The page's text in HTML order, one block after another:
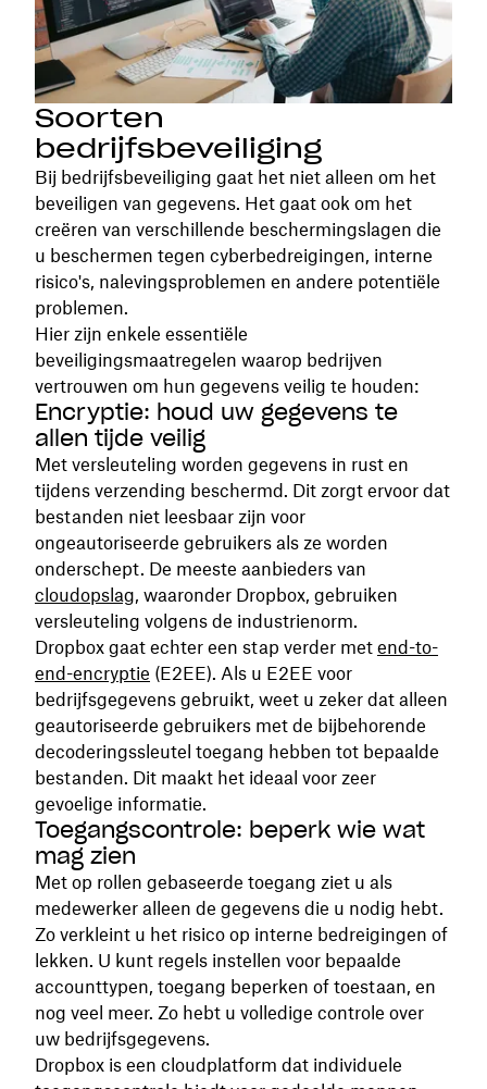
Soorten
bedrijfsbeveiliging
Bij bedrijfsbeveiliging gaat het niet alleen om het
beveiligen van gegevens. Het gaat ook om het
creëren van verschillende beschermingslagen die
u beschermen tegen cyberbedreigingen, interne
risico's, nalevingsproblemen en andere potentiële
problemen.
Hier zijn enkele essentiële
beveiligingsmaatregelen waarop bedrijven
vertrouwen om hun gegevens veilig te houden:
Encryptie: houd uw gegevens te
allen tijde veilig
Met versleuteling worden gegevens in rust en
tijdens verzending beschermd. Dit zorgt ervoor dat
bestanden niet leesbaar zijn voor
ongeautoriseerde gebruikers als ze worden
onderschept. De meeste aanbieders van
cloudopslag, waaronder Dropbox, gebruiken
versleuteling volgens de industrienorm.
Dropbox gaat echter een stap verder met end-to-
end-encryptie (E2EE). Als u E2EE voor
bedrijfsgegevens gebruikt, weet u zeker dat alleen
geautoriseerde gebruikers met de bijbehorende
decoderingssleutel toegang hebben tot bepaalde
bestanden. Dit maakt het ideaal voor zeer
gevoelige informatie.
Toegangscontrole: beperk wie wat
mag zien
Met op rollen gebaseerde toegang ziet u als
medewerker alleen de gegevens die u nodig hebt.
Zo verkleint u het risico op interne bedreigingen of
lekken. U kunt regels instellen voor bepaalde
accounttypen, toegang beperken of toestaan, en
nog veel meer. Zo hebt u volledige controle over
uw bedrijfsgegevens.
Dropbox is een cloudplatform dat individuele